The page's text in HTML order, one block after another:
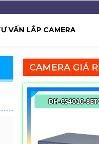
VẤN LẮP CAMERA
CAMERA GIÁ